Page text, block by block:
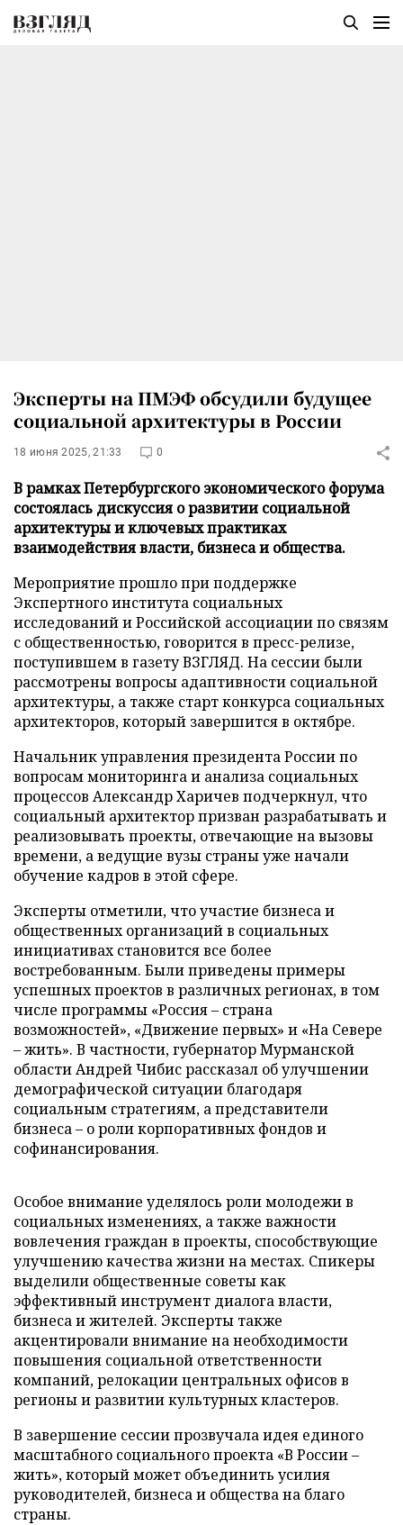
Эксперты на ПМЭФ обсудили будущее
социальной архитектуры в России
18 июня 2025, 21:33 0
В рамках Петербургского экономического форума
состоялась дискуссия о развитии социальной
архитектуры и ключевых практиках
взаимодействия власти, бизнеса и общества.
Мероприятие прошло при поддержке
Экспертного института социальных
исследований и Российской ассоциации по связям
с общественностью, говорится в пресс-релизе,
поступившем в газету ВЗГЛЯД. На сессии были
рассмотрены вопросы адаптивности социальной
архитектуры, а также старт конкурса социальных
архитекторов, который завершится в октябре.
Начальник управления президента России по
вопросам мониторинга и анализа социальных
процессов Александр Харичев подчеркнул, что
социальный архитектор призван разрабатывать и
реализовывать проекты, отвечающие на вызовы
времени, а ведущие вузы страны уже начали
обучение кадров в этой сфере.
Эксперты отметили, что участие бизнеса и
общественных организаций в социальных
инициативах становится все более
востребованным. Были приведены примеры
успешных проектов в различных регионах, в том
числе программы «Россия – страна
возможностей», «Движение первых» и «На Севере
– жить». В частности, губернатор Мурманской
области Андрей Чибис рассказал об улучшении
демографической ситуации благодаря
социальным стратегиям, а представители
бизнеса – о роли корпоративных фондов и
софинансирования.
Особое внимание уделялось роли молодежи в
социальных изменениях, а также важности
вовлечения граждан в проекты, способствующие
улучшению качества жизни на местах. Спикеры
выделили общественные советы как
эффективный инструмент диалога власти,
бизнеса и жителей. Эксперты также
акцентировали внимание на необходимости
повышения социальной ответственности
компаний, релокации центральных офисов в
регионы и развитии культурных кластеров.
В завершение сессии прозвучала идея единого
масштабного социального проекта «В России –
жить», который может объединить усилия
руководителей, бизнеса и общества на благо
страны.